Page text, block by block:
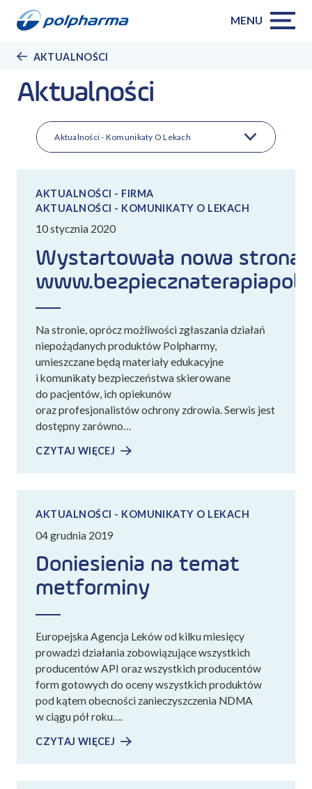
MENU
AKTUALNOŚCI
Aktualności
Aktualności - Komunikaty O Lekach
AKTUALNOŚCI - FIRMA
AKTUALNOŚCI - KOMUNIKATY O LEKACH
Wystartowała nowa strona
10 stycznia 2020
Na stronie, oprócz możliwości zgłaszania działań
niepożądanych produktów Polpharmy,
umieszczane będą materiały edukacyjne
i komunikaty bezpieczeństwa skierowane
do pacjentów, ich opiekunów
oraz profesjonalistów ochrony zdrowia. Serwis jest
dostępny zarówno…
CZYTAJ WIĘCEJ
AKTUALNOŚCI - KOMUNIKATY O LEKACH
Doniesienia na temat
metforminy
04 grudnia 2019
Europejska Agencja Leków od kilku miesięcy
prowadzi działania zobowiązujące wszystkich
producentów API oraz wszystkich producentów
form gotowych do oceny wszystkich produktów
pod kątem obecności zanieczyszczenia NDMA
w ciągu pół roku….
CZYTAJ WIĘCEJ